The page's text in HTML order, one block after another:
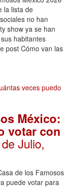
la lista de
no han
show ya se han
habitantes
post Cómo van las
México:
votar con
Julio,
de los Famosos
puede votar para